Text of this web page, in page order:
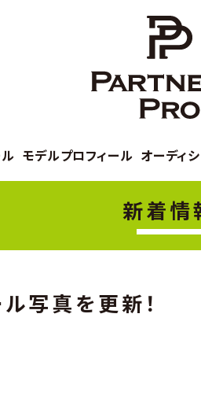
モデルプロフィール オーディ
新着情
写真を更新！